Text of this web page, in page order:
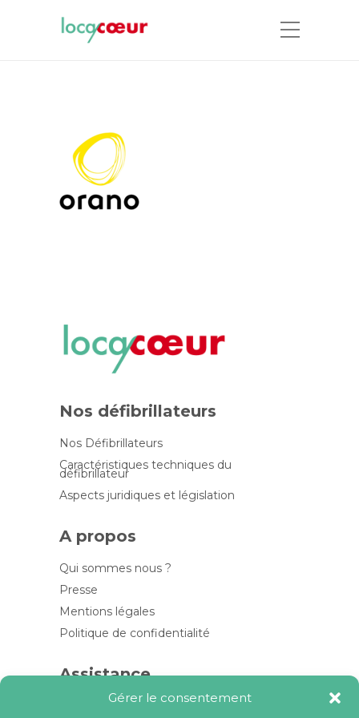
Gérer le consentement
Nos défibrillateurs
Nos Défibrillateurs
Caractéristiques techniques du
défibrillateur
Aspects juridiques et législation
A propos
Qui sommes nous ?
Presse
Mentions légales
Politique de confidentialité
Assistance
Contactez-nous